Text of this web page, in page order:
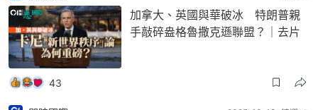
加拿大、英國與華破冰 特朗普親
手敲碎盎格魯撒克遜聯盟？｜去片
43